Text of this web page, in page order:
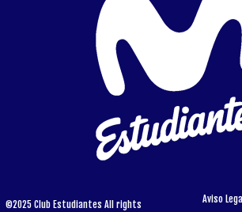
©2025 Club Estudiantes All rights Aviso